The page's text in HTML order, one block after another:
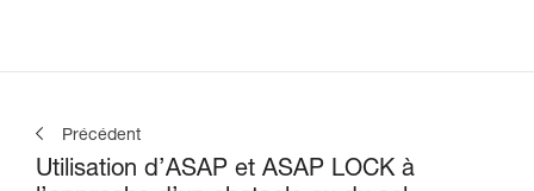
Précédent
Utilisation d’ASAP et ASAP LOCK à